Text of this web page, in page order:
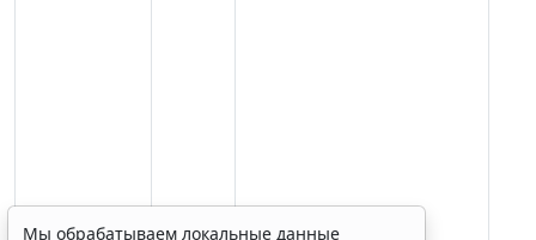
настройках браузера. Пожалуйста,
ознакомьтесь с условиями их обработки